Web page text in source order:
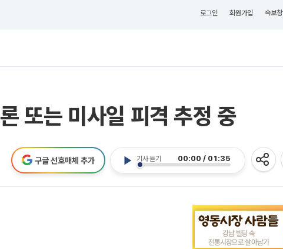
로그인 회원가입 속보창
또는 미사일 피격 추정 중
기사 듣기 00:00 / 01:35
구글 선호매체 추가